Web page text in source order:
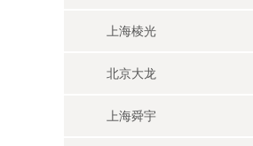
上海棱光
北京大龙
上海舜宇